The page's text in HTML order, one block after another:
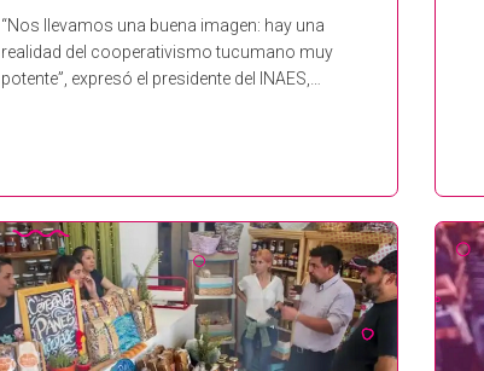
“Nos llevamos una buena imagen: hay una
realidad del cooperativismo tucumano muy
potente”, expresó el presidente del INAES,…